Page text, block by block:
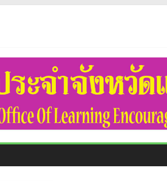
าวรติรัตน์ อินต์ธะวิชัย รองผู้อำนวยการสำนักงานส่งเสริ
าก ในเขตพื้นที่สูงภาคเหนือ ประจำปีงบประมาณ พ.ศ
ญของสัญญาหรือข้อตกลงเป็นหนังสือประจำไตรมาสที่ 3 (